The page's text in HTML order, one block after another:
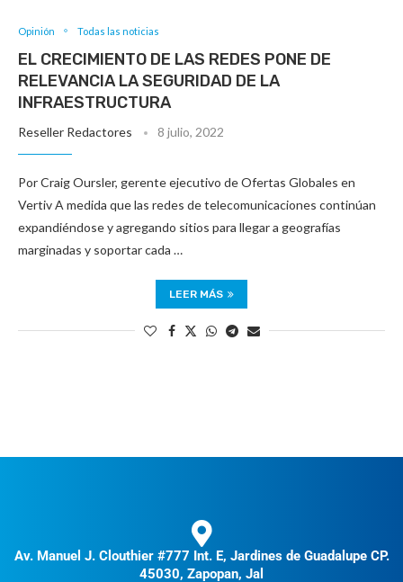
Opinión Todas las noticias
EL CRECIMIENTO DE LAS REDES PONE DE
RELEVANCIA LA SEGURIDAD DE LA
INFRAESTRUCTURA
Reseller Redactores 8 julio, 2022
Por Craig Oursler, gerente ejecutivo de Ofertas Globales en
Vertiv A medida que las redes de telecomunicaciones continúan
expandiéndose y agregando sitios para llegar a geografías
marginadas y soportar cada …
LEER MÁS
Av. Manuel J. Clouthier #777 Int. E, Jardines de Guadalupe CP.
45030, Zapopan, Jal